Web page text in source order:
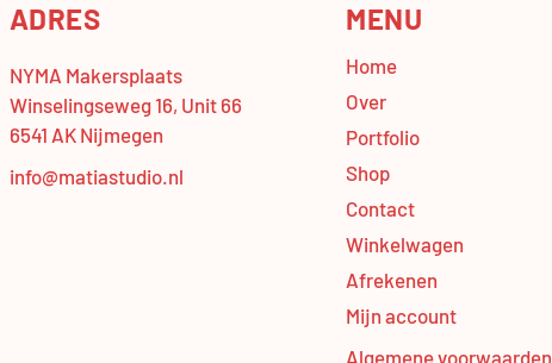
ADRES
NYMA Makersplaats
Winselingseweg 16, Unit 66
6541 AK Nijmegen
info@matiastudio.nl
MENU
Home
Over
Portfolio
Shop
Contact
Winkelwagen
Afrekenen
Mijn account
Algemene voorwaarden